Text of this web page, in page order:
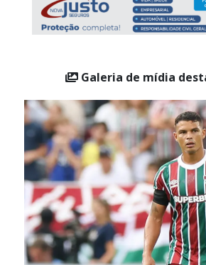
Fonte: Agência Brasil
Galeria de mídia